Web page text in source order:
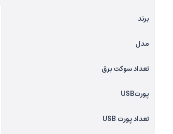
برند
مدل
تعداد سوکت برق
پورت‌USB
تعداد پورت USB